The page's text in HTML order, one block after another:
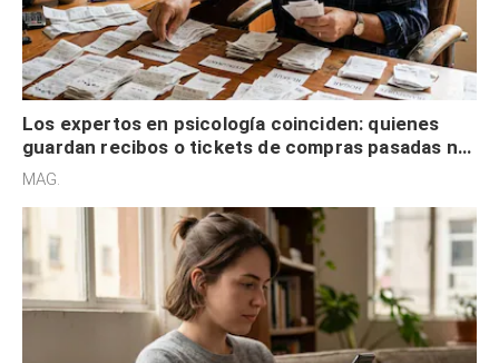
Los expertos en psicología coinciden: quienes
guardan recibos o tickets de compras pasadas no
son acumuladores, sino que tienen necesidad de
MAG.